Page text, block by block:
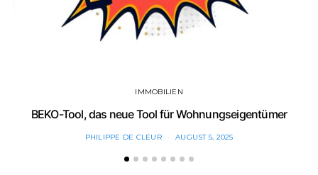
IMMOBILIEN
BEKO-Tool, das neue Tool für Wohnungseigentümer
PHILIPPE DE CLEUR AUGUST 5, 2025